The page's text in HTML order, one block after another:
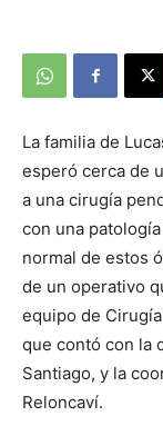
La familia de
esperó cerca de
a una cirugía
con una
normal de estos
de un operativo
equipo de
que contó con la
Santiago, y la
Reloncaví.